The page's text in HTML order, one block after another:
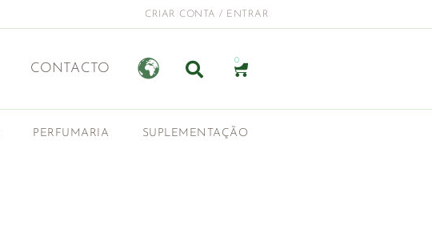
CRIAR CONTA / ENTRAR
CONTACTO
0
PERFUMARIA SUPLEMENTAÇÃO